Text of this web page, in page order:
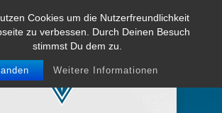
Cookies um die Nutzerfreundlichkeit
zu verbessen. Durch Deinen Besuch
stimmst Du dem zu.
Weitere Informationen